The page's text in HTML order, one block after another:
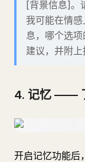
[背景信息]。
我可能在情
息，哪个选
建议，并附上
4. 记忆 ——
开启记忆功能后